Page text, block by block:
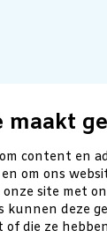
maakt
content en
om ons
site met
kunnen deze
die ze